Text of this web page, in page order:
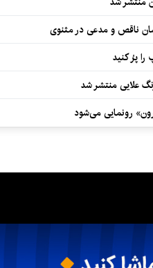
شب»
ناقص و مدعی در مثنوی
پرُ کنید
علایی منتشر شد
رونمایی می‌شود